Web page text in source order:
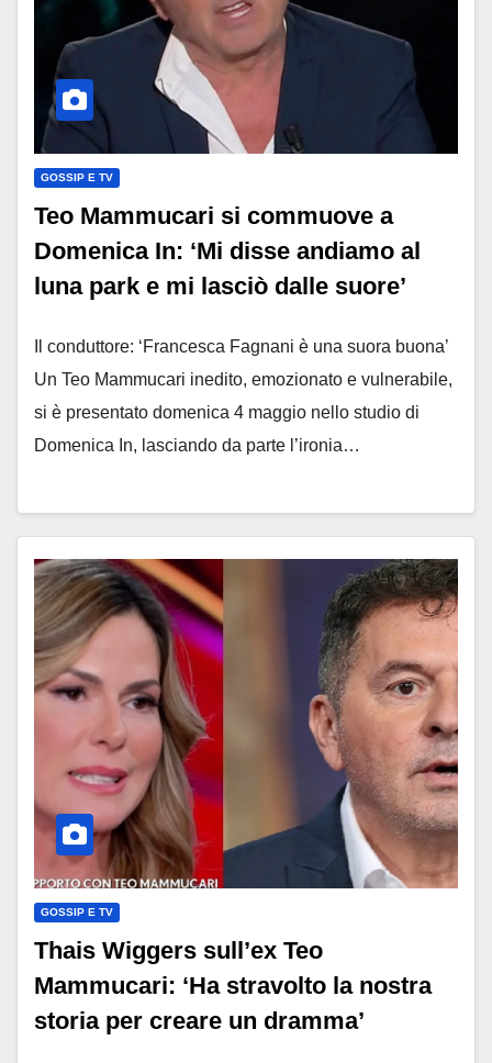
GOSSIP E TV
Teo Mammucari si commuove a
Domenica In: ‘Mi disse andiamo al
luna park e mi lasciò dalle suore’
Il conduttore: ‘Francesca Fagnani è una suora buona’
Un Teo Mammucari inedito, emozionato e vulnerabile,
si è presentato domenica 4 maggio nello studio di
Domenica In, lasciando da parte l’ironia…
GOSSIP E TV
Thais Wiggers sull’ex Teo
Mammucari: ‘Ha stravolto la nostra
storia per creare un dramma’